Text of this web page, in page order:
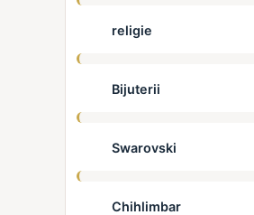
religie
Bijuterii
Swarovski
Chihlimbar